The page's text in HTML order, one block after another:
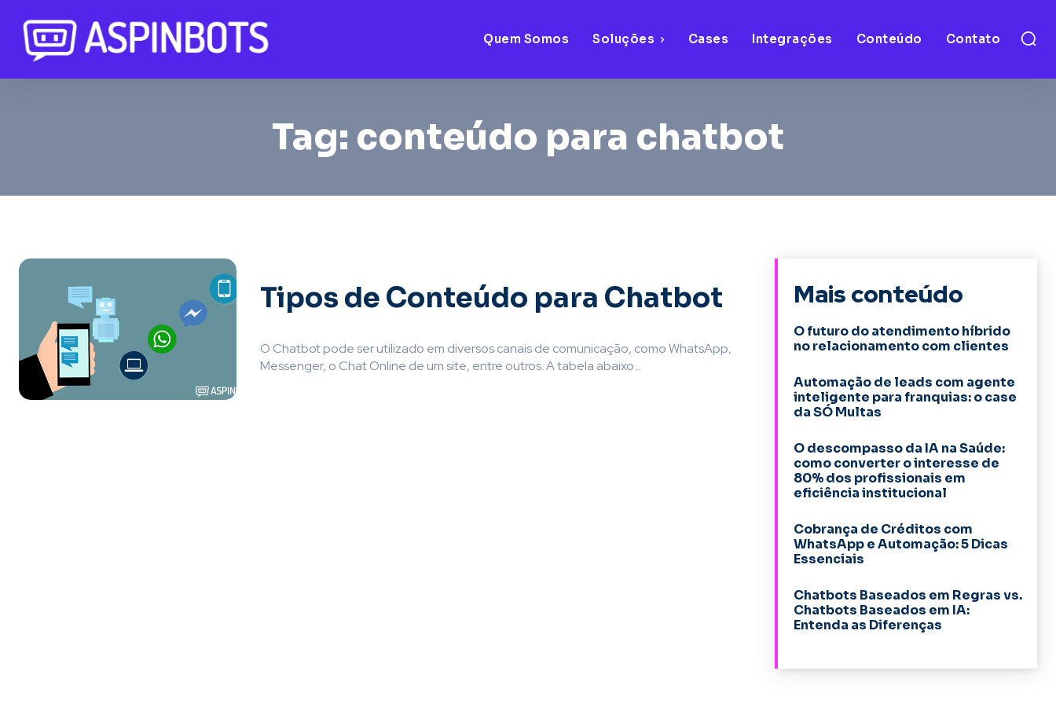
Quem Somos Soluções Cases Integrações Conteúdo Contato
Tag: conteúdo para chatbot
Tipos de Conteúdo para Chatbot
O Chatbot pode ser utilizado em diversos canais de comunicação, como WhatsApp,
Messenger, o Chat Online de um site, entre outros. A tabela abaixo...
Mais conteúdo
O futuro do atendimento híbrido
no relacionamento com clientes
Automação de leads com agente
inteligente para franquias: o case
da SÓ Multas
O descompasso da IA na Saúde:
como converter o interesse de
80% dos profissionais em
eficiência institucional
Cobrança de Créditos com
WhatsApp e Automação: 5 Dicas
Essenciais
Chatbots Baseados em Regras vs.
Chatbots Baseados em IA:
Entenda as Diferenças